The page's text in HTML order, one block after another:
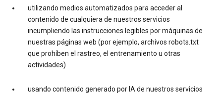
utilizando medios automatizados para acceder al
contenido de cualquiera de nuestros servicios
incumpliendo las instrucciones legibles por máquinas de
nuestras páginas web (por ejemplo, archivos robots.txt
que prohíben el rastreo, el entrenamiento u otras
actividades)
usando contenido generado por IA de nuestros servicios